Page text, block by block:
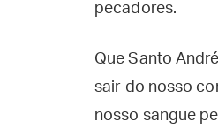
pecadores.
Que Santo
sair do nosso
nosso sangue